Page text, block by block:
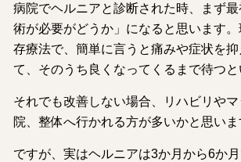
病院でヘルニアと診断された時、まず
術が必要がどうか」になると思います
存療法で、簡単に言うと痛みや症状を
て、そのうち良くなってくるまで待つと
それでも改善しない場合、リハビリや
院、整体へ行かれる方が多いかと思いま
ですが、実はヘルニアは3か月から6か